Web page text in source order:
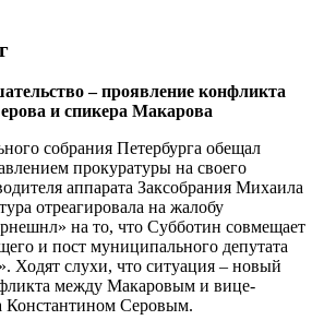
– проявление конфликта
и спикера Макарова
собрания Петербурга обещал
прокуратуры на своего
аппарата Заксобрания Михаила
отреагировала на жалобу
на то, что Субботин совмещает
и пост муниципального депутата
Ходят слухи, что ситуация – новый
между Макаровым и вице-
Константином Серовым.